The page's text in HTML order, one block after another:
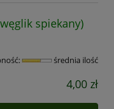
spiekany)
średnia ilość
4,00 zł